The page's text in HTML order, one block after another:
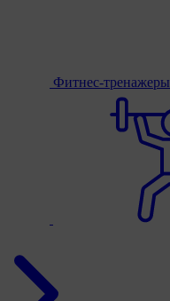
Фитнес-тренажеры